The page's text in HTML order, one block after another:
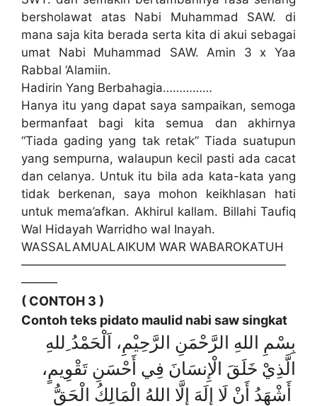
bersholawat atas Nabi Muhammad SAW. di
mana saja kita berada serta kita di akui sebagai
umat Nabi Muhammad SAW. Amin 3 x Yaa
Rabbal ‘Alamiin.
Hadirin Yang Berbahagia……………
Hanya itu yang dapat saya sampaikan, semoga
bermanfaat bagi kita semua dan akhirnya
“Tiada gading yang tak retak” Tiada suatupun
yang sempurna, walaupun kecil pasti ada cacat
dan celanya. Untuk itu bila ada kata-kata yang
tidak berkenan, saya mohon keikhlasan hati
untuk mema’afkan. Akhirul kallam. Billahi Taufiq
Wal Hidayah Warridho wal Inayah.
WASSALAMUALAIKUM WAR WABAROKATUH
——————————————————————
———
( CONTOH 3 )
Contoh teks pidato maulid nabi saw singkat
بِسْمِ اللهِ الرَّحْمَنِ الرَّحِيْمِ، اَلْحَمْدُ ِللهِ
الَّذِيْ خَلَقَ الْإِنسَانَ فِي أَحْسَنِ تَقْوِيمٍ،
أَشْهَدُ أَنْ لَا إِلَهَ إِلَّا اللهُ الْمَالِكُ الْحَقُّ